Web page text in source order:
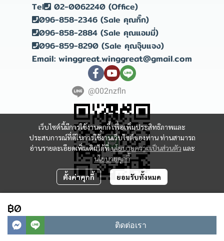
฿0
ติดต่อเรา
เว็บไซต์นี้มีการใช้งานคุกกี้ เพื่อเพิ่มประสิทธิภาพและ
ประสบการณ์ที่ดีในการใช้งานเว็บไซต์ของท่าน ท่านสามารถ
อ่านรายละเอียดเพิ่มเติมได้ที่นโยบายความเป็นส่วนตัว และ
นโยบายคุกกี้
ตั้งค่าคุกกี้ ยอมรับทั้งหมด
Tel
02-0062240 (Office)
096-858-2346 (Sale คุณกิ๊ก)
096-858-2884 (Sale คุณแอมมี่)
096-859-8290 (Sale คุณจุ๊บแจง)
Email: winggreat.winggreat@gmail.com
@002nzfln
ผู้เข้าชมวันนี้494
Powered By MakeWebEasy